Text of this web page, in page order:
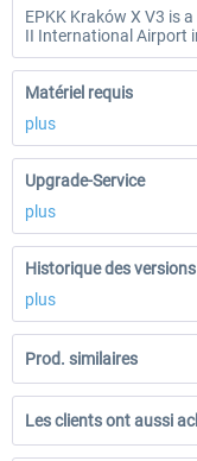
EPKK Kraków X V3 is
II International Airport
Matériel requis
plus
Upgrade-Service
plus
Historique des versions
plus
Prod. similaires
Les clients ont aussi